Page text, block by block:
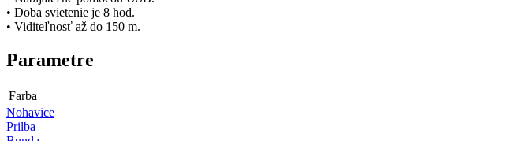
• Doba svietenie je 8 hod.
• Viditeľnosť až do 150 m.
Parametre
Farba
Nohavice
Prilba